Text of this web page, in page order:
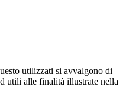
utilizzati si avvalgono di
utili alle finalità illustrate nella